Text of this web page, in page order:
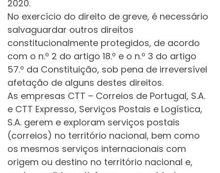
2020.
No exercício do direito de greve, é necessário
salvaguardar outros direitos
constitucionalmente protegidos, de acordo
com o n.º 2 do artigo 18.º e o n.º 3 do artigo
57.º da Constituição, sob pena de irreversível
afetação de alguns destes direitos.
As empresas CTT – Correios de Portugal, S.A.
e CTT Expresso, Serviços Postais e Logística,
S.A. gerem e exploram serviços postais
(correios) no território nacional, bem como
os mesmos serviços internacionais com
origem ou destino no território nacional e,